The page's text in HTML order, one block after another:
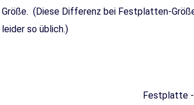
Größe. (Diese Differenz bei Festplatten-
leider so üblich.)
Festplatte -